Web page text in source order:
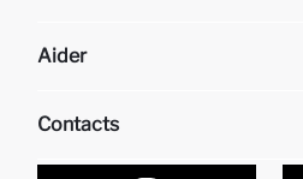
À propos de nous
Aider
Retour et changement
Suivi de la Commande
Contacts
Nos Magasins